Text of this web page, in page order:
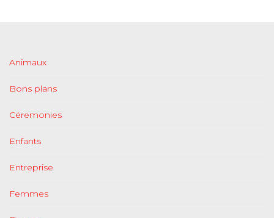
Animaux
Bons plans
Céremonies
Enfants
Entreprise
Femmes